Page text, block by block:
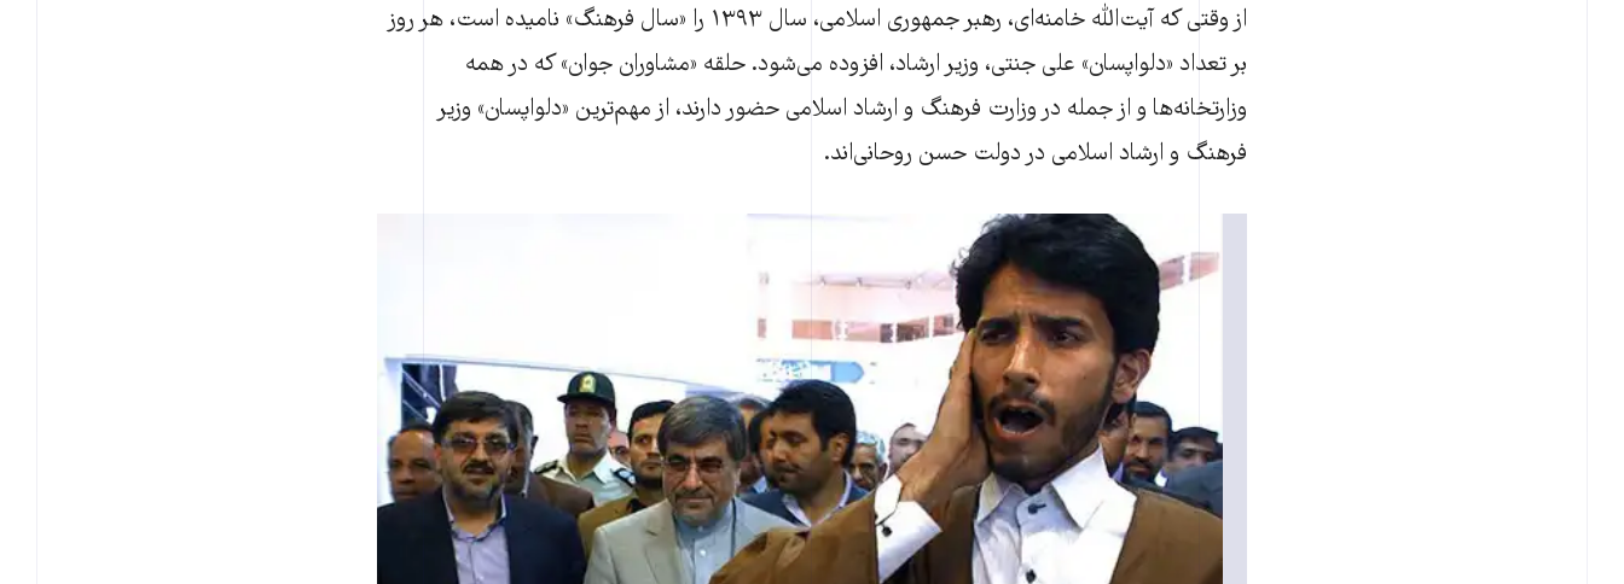
از وقتی که آیت‌الله خامنه‌ای، رهبر جمهوری اسلامی، سال ۱۳۹۳ را «سال فرهنگ» نامیده است، هر روز
بر تعداد «دلواپسان» علی جنتی، وزیر ارشاد، افزوده می‌شود. حلقه «مشاوران جوان» که در همه
وزارتخانه‌ها و از جمله در وزارت فرهنگ و ارشاد اسلامی حضور دارند، از مهم‌ترین «دلواپسان» وزیر
فرهنگ و ارشاد اسلامی در دولت حسن روحانی‌اند.